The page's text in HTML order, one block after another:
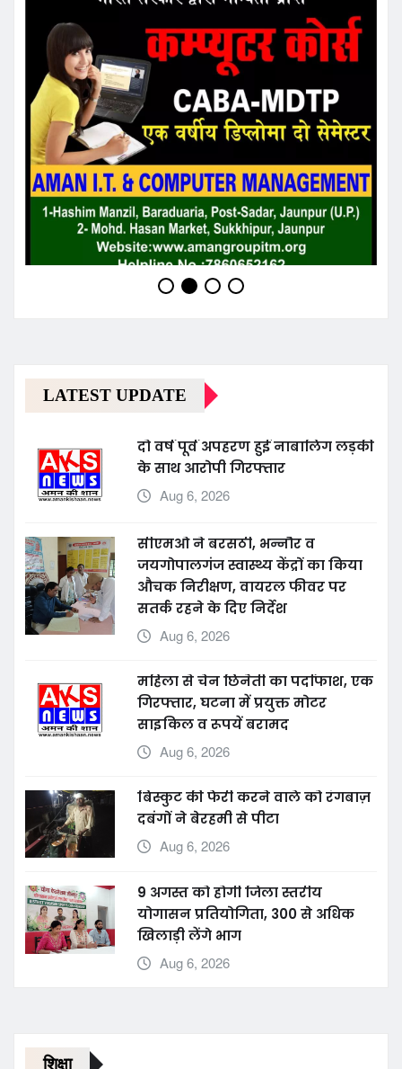
LATEST UPDATE
दो वर्ष पूर्व अपहरण हुई नाबालिग लड़की
के साथ आरोपी गिरफ्तार
Aug 6, 2026
सीएमओ ने बरसठी, भन्नौर व
जयगोपालगंज स्वास्थ्य केंद्रों का किया
औचक निरीक्षण, वायरल फीवर पर
सतर्क रहने के दिए निर्देश
Aug 6, 2026
महिला से चेन छिनैती का पर्दाफाश, एक
गिरफ्तार, घटना में प्रयुक्त मोटर
साइकिल व रूपयें बरामद
Aug 6, 2026
बिस्कुट की फेरी करने वाले को रंगबाज़
दबंगों ने बेरहमी से पीटा
Aug 6, 2026
9 अगस्त को होगी जिला स्तरीय
योगासन प्रतियोगिता, 300 से अधिक
खिलाड़ी लेंगे भाग
Aug 6, 2026
शिक्षा